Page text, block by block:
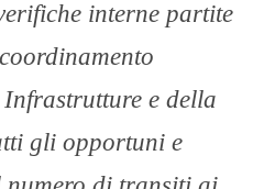
interne partite
Infrastrutture e della
gli opportuni e